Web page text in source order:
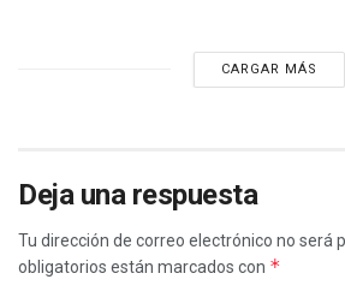
CARGAR MÁS
Deja una respuesta
Tu dirección de correo electrónico no será
obligatorios están marcados con *